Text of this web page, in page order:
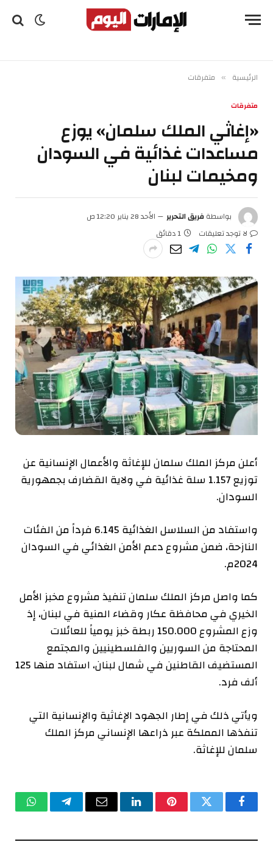
الرئيسية » متفرقات
متفرقات
«إغاثي الملك سلمان» يوزع
مساعدات غذائية في السودان
ومخيمات لبنان
بواسطةفريق التحرير
الأحد 28 يناير 12:20 ص
لا توجد تعليقات
1 دقائق
أعلن مركز الملك سلمان للإغاثة والأعمال الإنسانية عن
توزيع 1.157 سلة غذائية في ولاية القضارف بجمهورية
السودان.
واستفاد من السلاسل الغذائية 6.145 فرداً من الفئات
النازحة، ضمن مشروع دعم الأمن الغذائي في السودان
2024م.
كما واصل مركز الملك سلمان تنفيذ مشروع مخبز الأمل
الخيري في محافظة عكار وقضاء المنية في لبنان، إذ
وزع المشروع 150.000 ربطة خبز يومياً للعائلات
المحتاجة من السوريين والفلسطينيين والمجتمع
المستضيف القاطنين في شمال لبنان، استفاد منها 125
ألف فرد.
ويأتي ذلك في إطار الجهود الإغاثية والإنسانية التي
تنفذها المملكة عبر ذراعها الإنساني مركز الملك
سلمان للإغاثة.
فيسبوكتويتر بينتيريستلينكدإنالبريد تيلقرام